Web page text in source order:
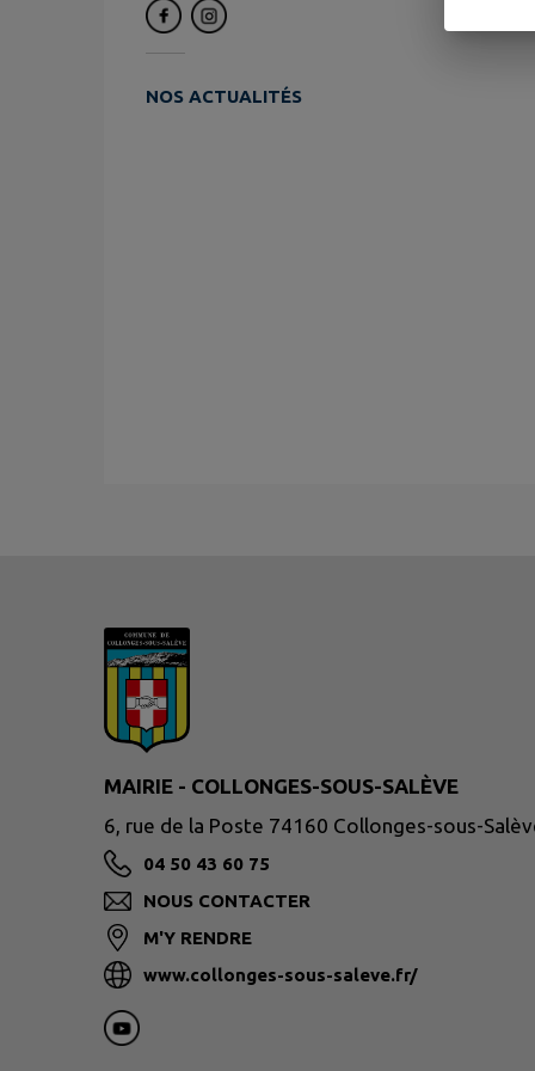
NOS ACTUALITÉS
MAIRIE - COLLONGES-SOUS-SALÈVE
6, rue de la Poste 74160 Collonges-sous-
04 50 43 60 75
NOUS CONTACTER
M'Y RENDRE
www.collonges-sous-saleve.fr/